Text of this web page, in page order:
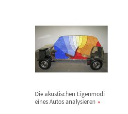
Die akustischen Eigenmodi
eines Autos analysieren